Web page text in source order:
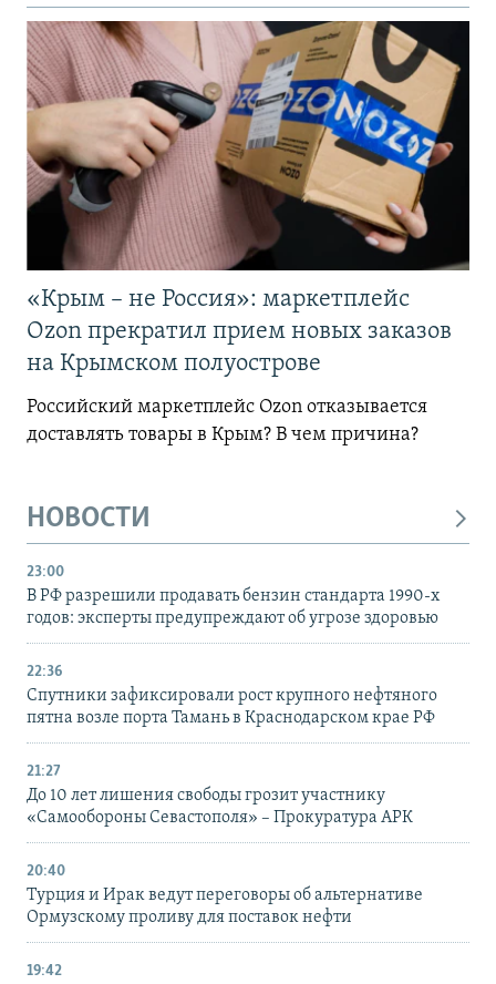
«Крым – не Россия»: маркетплейс
Ozon прекратил прием новых заказов
на Крымском полуострове
Российский маркетплейс Ozon отказывается
доставлять товары в Крым? В чем причина?
НОВОСТИ
23:00
В РФ разрешили продавать бензин стандарта 1990-х
годов: эксперты предупреждают об угрозе здоровью
22:36
Спутники зафиксировали рост крупного нефтяного
пятна возле порта Тамань в Краснодарском крае РФ
21:27
До 10 лет лишения свободы грозит участнику
«Самообороны Севастополя» – Прокуратура АРК
20:40
Турция и Ирак ведут переговоры об альтернативе
Ормузскому проливу для поставок нефти
19:42